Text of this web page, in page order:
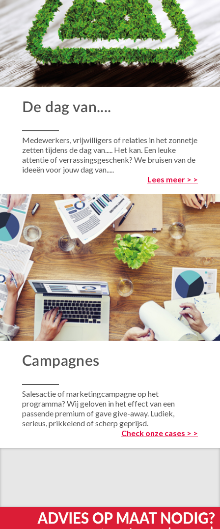
De dag van....
Medewerkers, vrijwilligers of relaties in het zonnetje
zetten tijdens de dag van..... Het kan. Een leuke
attentie of verrassingsgeschenk? We bruisen van de
ideeën voor jouw dag van.....
Lees meer > >
Campagnes
Salesactie of marketingcampagne op het
programma? Wij geloven in het effect van een
passende premium of gave give-away. Ludiek,
serieus, prikkelend of scherp geprijsd.
Check onze cases > >